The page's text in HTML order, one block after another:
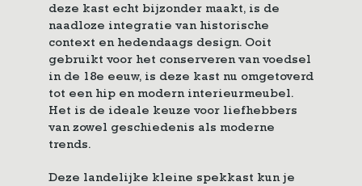
deze kast echt bijzonder maakt, is de
naadloze integratie van historische
context en hedendaags design. Ooit
gebruikt voor het conserveren van voedsel
in de 18e eeuw, is deze kast nu omgetoverd
tot een hip en modern interieurmeubel.
Het is de ideale keuze voor liefhebbers
van zowel geschiedenis als moderne
trends.
Deze landelijke kleine spekkast kun je